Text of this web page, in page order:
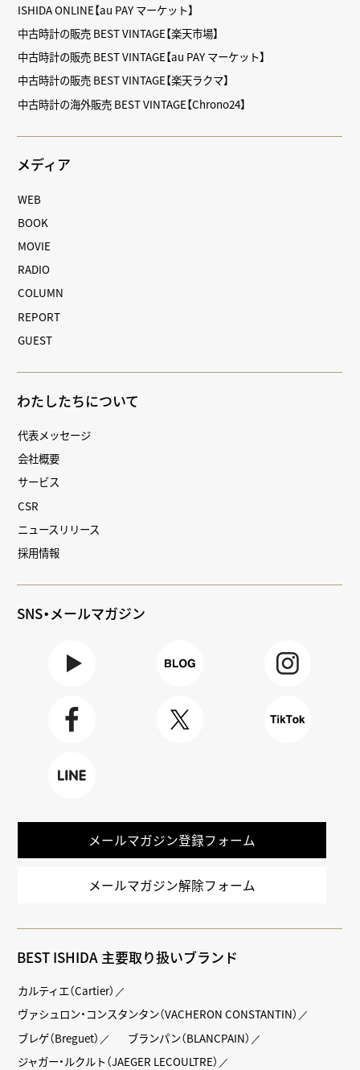
ISHIDA ONLINE【au PAY マーケット】
中古時計の販売 BEST VINTAGE【楽天市場】
中古時計の販売 BEST VINTAGE【au PAY マーケット】
中古時計の販売 BEST VINTAGE【楽天ラクマ】
中古時計の海外販売 BEST VINTAGE【Chrono24】
メディア
WEB
BOOK
MOVIE
RADIO
COLUMN
REPORT
GUEST
わたしたちについて
代表メッセージ
会社概要
サービス
CSR
ニュースリリース
採用情報
SNS・メールマガジン
メールマガジン登録フォーム
メールマガジン解除フォーム
BEST ISHIDA 主要取り扱いブランド
カルティエ（Cartier）
ヴァシュロン・コンスタンタン（VACHERON CONSTANTIN）
ブレゲ（Breguet）
ブランパン（BLANCPAIN）
ジャガー・ルクルト（JAEGER LECOULTRE）